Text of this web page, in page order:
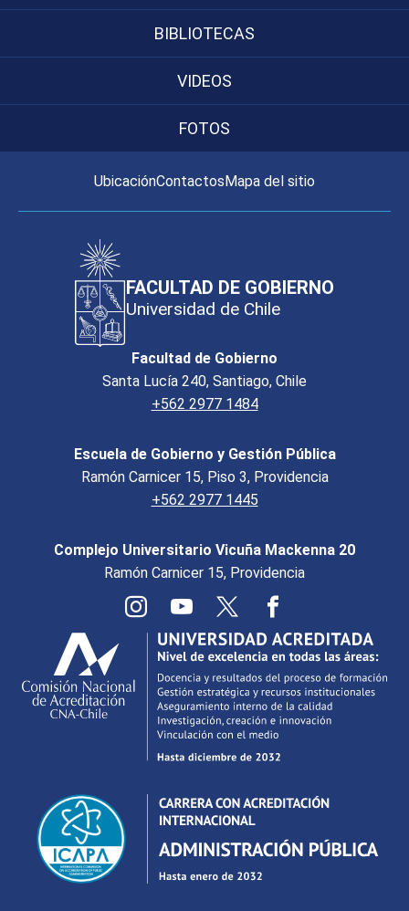
BIBLIOTECAS
VIDEOS
FOTOS
UbicaciónContactosMapa del sitio
FACULTAD DE GOBIERNO
Universidad de Chile
Facultad de Gobierno
Santa Lucía 240, Santiago, Chile
+562 2977 1484
Escuela de Gobierno y Gestión Pública
Ramón Carnicer 15, Piso 3, Providencia
+562 2977 1445
Complejo Universitario Vicuña Mackenna 20
Ramón Carnicer 15, Providencia